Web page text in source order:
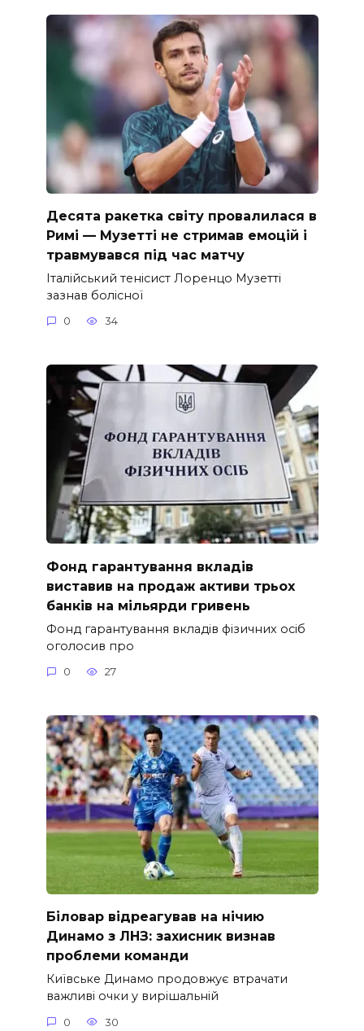
Десята ракетка світу провалилася в
Римі — Музетті не стримав емоцій і
травмувався під час матчу
Італійський тенісист Лоренцо Музетті
зазнав болісної
0 34
Фонд гарантування вкладів
виставив на продаж активи трьох
банків на мільярди гривень
Фонд гарантування вкладів фізичних осіб
оголосив про
0 27
Біловар відреагував на нічию
Динамо з ЛНЗ: захисник визнав
проблеми команди
Київське Динамо продовжує втрачати
важливі очки у вирішальній
0 30